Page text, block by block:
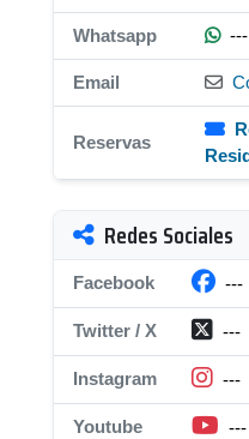
Whatsapp ---
Email
Reservas
Redes Sociales
Facebook ---
Twitter / X ---
Instagram ---
Youtube ---